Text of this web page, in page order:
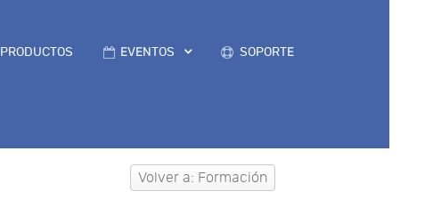
PRODUCTOS EVENTOS SOPORTE
Volver a: Formación